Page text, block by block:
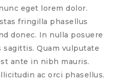
eget lorem dolor.
fringilla phasellus
donec. In nulla posuere
Quam vulputate
ante in nibh mauris.
ac orci phasellus.